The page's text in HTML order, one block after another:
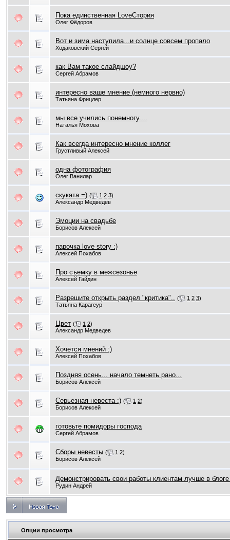
Пока единственная LoveСтория
Олег Фёдоров
Вот и зима наступила...и солнце совсем пропало
Ходаковский Сергей
как Вам такое слайдшоу?
Сергей Абрамов
интересно ваше мнение (немного нервно)
Татьяна Фрицлер
мы все учились понемногу....
Наталья Мохова
Как всегда интересно мнение коллег
Грустливый Алексей
одна фотография
Олег Ванилар
скуката =) ( 1 2 3)
Александр Медведев
Эмоции на свадьбе
Борисов Алексей
парочка love story :)
Алексей Похабов
Про съемку в межсезонье
Алексей Гайдин
Разрешите открыть раздел "критика".. ( 1 2 3)
Татьяна Карагеур
Цвет ( 1 2)
Александр Медведев
Хочется мнений :)
Алексей Похабов
Поздняя осень... начало темнеть рано...
Борисов Алексей
Серьезная невеста :) ( 1 2)
Борисов Алексей
готовьте помидоры господа
Сергей Абрамов
Сборы невесты ( 1 2)
Борисов Алексей
Демонстрировать свои работы клиентам лучше в
Рудин Андрей
Опции просмотра